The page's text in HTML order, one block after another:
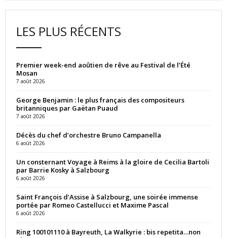
LES PLUS RÉCENTS
Premier week-end aoûtien de rêve au Festival de l’Été
Mosan
7 août 2026
George Benjamin : le plus français des compositeurs
britanniques par Gaëtan Puaud
7 août 2026
Décès du chef d’orchestre Bruno Campanella
6 août 2026
Un consternant Voyage à Reims à la gloire de Cecilia Bartoli
par Barrie Kosky à Salzbourg
6 août 2026
Saint François d’Assise à Salzbourg, une soirée immense
portée par Romeo Castellucci et Maxime Pascal
6 août 2026
Ring 100101110 à Bayreuth, La Walkyrie : bis repetita…non